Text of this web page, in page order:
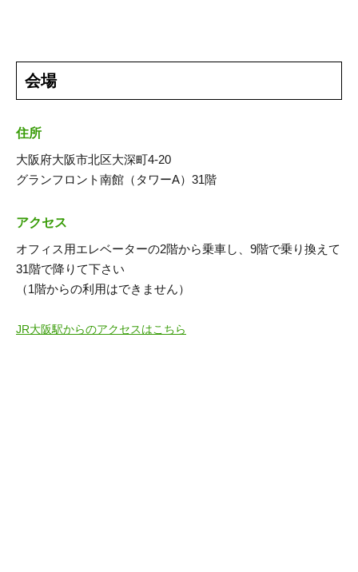
会場
住所
大阪府大阪市北区大深町4-20
グランフロント南館（タワーA）31階
アクセス
オフィス用エレベーターの2階から乗車し、9階で乗り換えて
31階で降りて下さい
（1階からの利用はできません）
JR大阪駅からのアクセスはこちら